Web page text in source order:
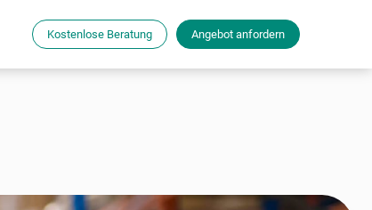
Kostenlose Beratung Angebot anfordern